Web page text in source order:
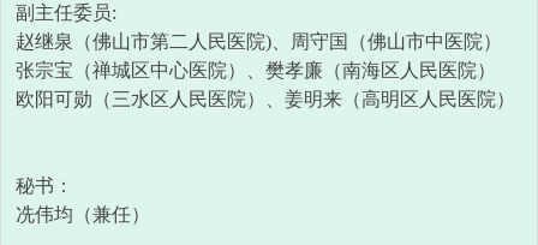
副主任委员:
赵继泉（佛山市第二人民医院)、周守国（佛山市中医院）
张宗宝（禅城区中心医院）、樊孝廉（南海区人民医院）
欧阳可勋（三水区人民医院）、姜明来（高明区人民医院）
秘书：
冼伟均（兼任）